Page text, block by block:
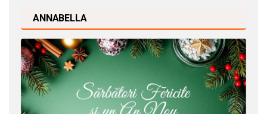
ANNABELLA